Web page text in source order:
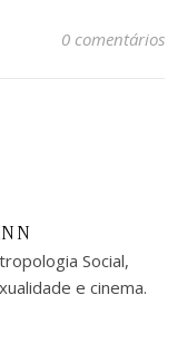
0 comentários
Social,
e cinema.